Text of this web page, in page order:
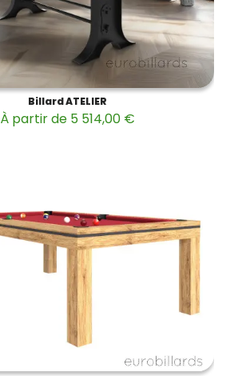
Billard ATELIER
À partir de 5 514,00 €